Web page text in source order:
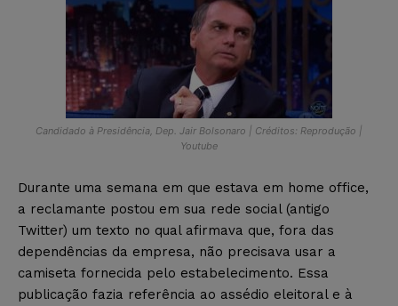
Candidado à Presidência, Dep. Jair Bolsonaro | Créditos: Reprodução |
Youtube
Durante uma semana em que estava em home office,
a reclamante postou em sua rede social (antigo
Twitter) um texto no qual afirmava que, fora das
dependências da empresa, não precisava usar a
camiseta fornecida pelo estabelecimento. Essa
publicação fazia referência ao assédio eleitoral e à